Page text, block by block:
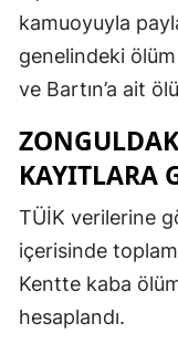
kamuoyuyla
genelindeki ölüm
ve Bartın’a ait
KAYITLARA
TÜİK verilerine
içerisinde
Kentte kaba
hesaplandı.